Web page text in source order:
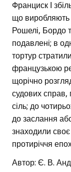
Франциск І
що виробляють
Рошелі, Бордо
подавлені; в
тортур
французькою
щорічно
судових справ,
сіль; до
до заслання
знаходили своє
протиріччя
Автор: Є. В.